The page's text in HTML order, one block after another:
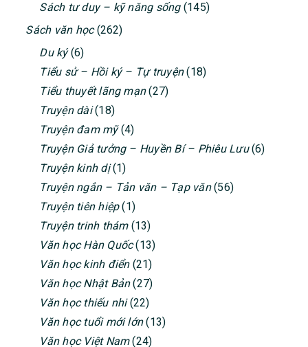
Sách tư duy – kỹ năng sống(145)
Sách văn học(262)
Du ký(6)
Tiểu sử – Hồi ký – Tự truyện(18)
Tiểu thuyết lãng mạn(27)
Truyện dài(18)
Truyện đam mỹ(4)
Truyện Giả tưởng – Huyền Bí – Phiêu Lưu(6)
Truyện kinh dị(1)
Truyện ngắn – Tản văn – Tạp văn(56)
Truyện tiên hiệp(1)
Truyện trinh thám(13)
Văn học Hàn Quốc(13)
Văn học kinh điển(21)
Văn học Nhật Bản(27)
Văn học thiếu nhi(22)
Văn học tuổi mới lớn(13)
Văn học Việt Nam(24)